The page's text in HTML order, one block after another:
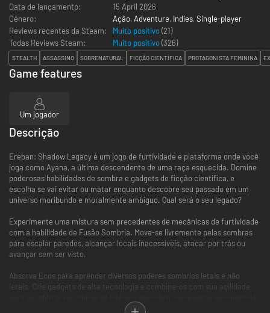
Data de lançamento:
15 April 2026
Género:
Ação, Adventure, Indies, Single-player
Reviews recentes da Steam:
Muito positivo(21)
Todas Reviews Steam:
Muito positivo(326)
STEALTH ASSASSINO SOBRENATURAL FICÇÃO CIENTÍFICA PROTAGONISTA FEMININA
Game features
Um jogador
Descrição
Ereban: Shadow Legacy é um jogo de furtividade e plataforma onde você
joga como Ayana, a última descendente de uma raça esquecida. Domine
poderosas habilidades de sombra e gadgets de ficção científica, e
escolha se vai evitar ou matar enquanto descobre seu passado em um
universo moribundo e moralmente ambíguo. Qual será o seu legado?
Experimente uma mistura sem precedentes de mecânicas de furtividade
com a habilidade de Fusão Sombria. Mova-se livremente pelas sombras
para escalar paredes, alcançar locais inacessíveis, atacar por trás ou
avançar sem ser visto.
Absorva Ecos para aprender diversos poderes sombrios letais e não
letais. Crie gadgets de alta tecnologia e combine-os com sua agilidade